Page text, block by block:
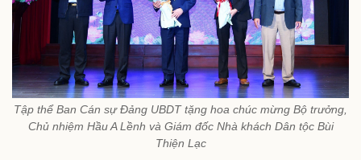
Tập thể Ban Cán sự Đảng UBDT tặng hoa chúc mừng Bộ trưởng,
Chủ nhiệm Hầu A Lềnh và Giám đốc Nhà khách Dân tộc Bùi
Thiện Lạc